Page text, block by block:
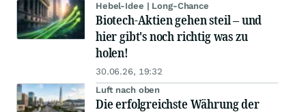
Hebel-Idee | Long-Chance
Biotech-Aktien gehen steil – und
hier gibt's noch richtig was zu
holen!
30.06.26, 19:32
Luft nach oben
Die erfolgreichste Währung der